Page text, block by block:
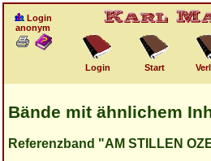
Login
anonym
Login Start
Bände mit ähnlichem
Referenzband "AM STILLEN